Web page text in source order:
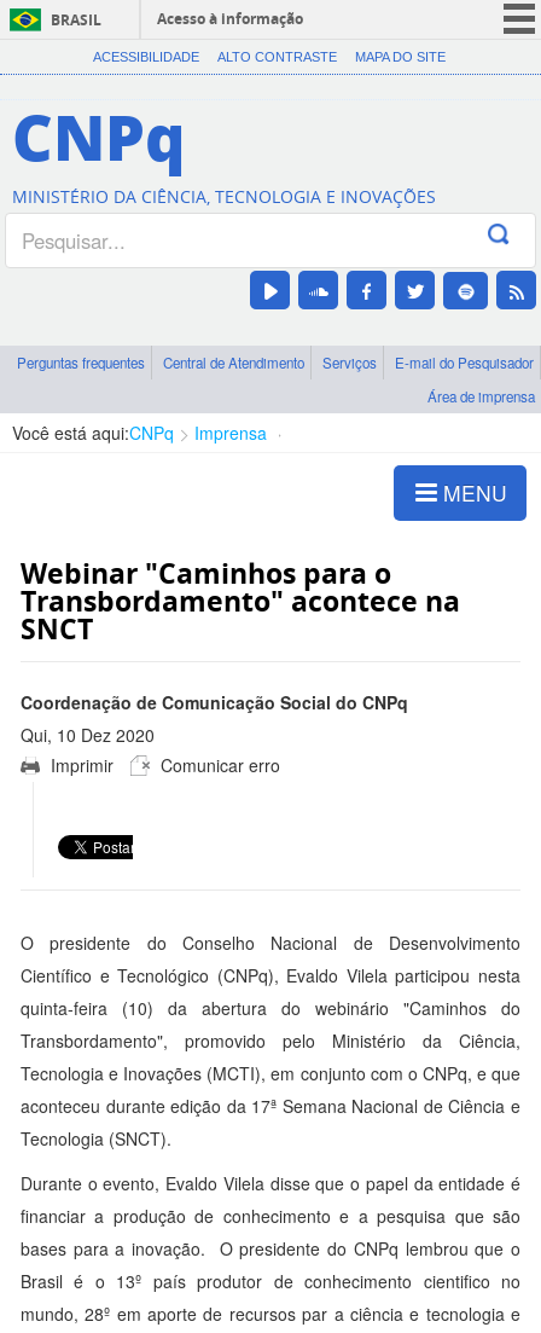
BRASIL
Acesso à informação
CORONAVÍRUS (COVID-19)
Canais
ACESSIBILIDADE ALTO CONTRASTE MAPA DO SITE
CNPq
MINISTÉRIO DA CIÊNCIA, TECNOLOGIA E INOVAÇÕES
Perguntas frequentes Central de Atendimento Serviços
E-mail do Pesquisador
Área de imprensa
Você está aqui:CNPq Imprensa
MENU
Webinar "Caminhos para o
Transbordamento" acontece na
SNCT
Coordenação de Comunicação Social do CNPq
Qui, 10 Dez 2020
17:51:00 -0300
Imprimir Comunicar erro
O presidente do Conselho Nacional de Desenvolvimento
Científico e Tecnológico (CNPq), Evaldo Vilela participou nesta
quinta-feira (10) da abertura do webinário "Caminhos do
Transbordamento", promovido pelo Ministério da Ciência,
Tecnologia e Inovações (MCTI), em conjunto com o CNPq, e que
aconteceu durante edição da 17ª Semana Nacional de Ciência e
Tecnologia (SNCT).
Durante o evento, Evaldo Vilela disse que o papel da entidade é
financiar a produção de conhecimento e a pesquisa que são
bases para a inovação. O presidente do CNPq lembrou que o
Brasil é o 13º país produtor de conhecimento cientifico no
mundo, 28º em aporte de recursos par a ciência e tecnologia e